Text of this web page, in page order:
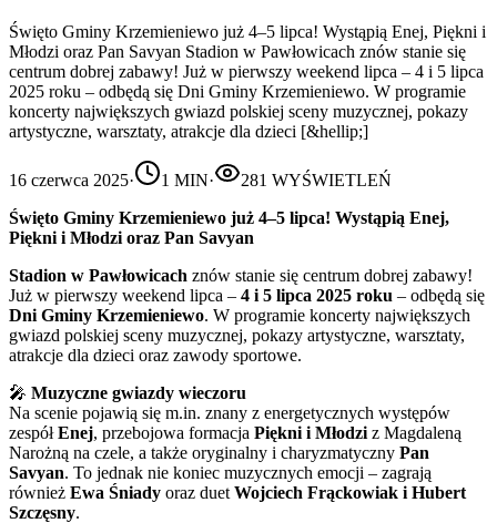
Święto Gminy Krzemieniewo już 4–5 lipca! Wystąpią Enej, Piękni i
Młodzi oraz Pan Savyan Stadion w Pawłowicach znów stanie się
centrum dobrej zabawy! Już w pierwszy weekend lipca – 4 i 5 lipca
2025 roku – odbędą się Dni Gminy Krzemieniewo. W programie
koncerty największych gwiazd polskiej sceny muzycznej, pokazy
artystyczne, warsztaty, atrakcje dla dzieci [&hellip;]
16 czerwca 2025· 1 MIN· 281 WYŚWIETLEŃ
Święto Gminy Krzemieniewo już 4–5 lipca! Wystąpią Enej,
Piękni i Młodzi oraz Pan Savyan
Stadion w Pawłowicach znów stanie się centrum dobrej zabawy!
Już w pierwszy weekend lipca – 4 i 5 lipca 2025 roku – odbędą się
Dni Gminy Krzemieniewo. W programie koncerty największych
gwiazd polskiej sceny muzycznej, pokazy artystyczne, warsztaty,
atrakcje dla dzieci oraz zawody sportowe.
🎤 Muzyczne gwiazdy wieczoru
Na scenie pojawią się m.in. znany z energetycznych występów
zespółEnej, przebojowa formacja Piękni i Młodzi z Magdaleną
Narożną na czele, a także oryginalny i charyzmatyczny Pan
Savyan. To jednak nie koniec muzycznych emocji – zagrają
również Ewa Śniady oraz duet Wojciech Frąckowiak i Hubert
Szczęsny.